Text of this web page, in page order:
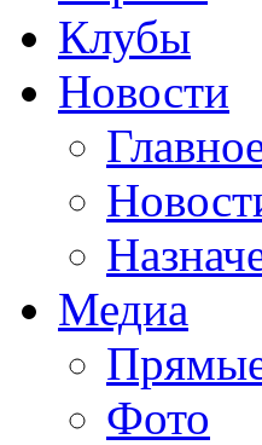
Клубы
Новости
Медиа
Фото